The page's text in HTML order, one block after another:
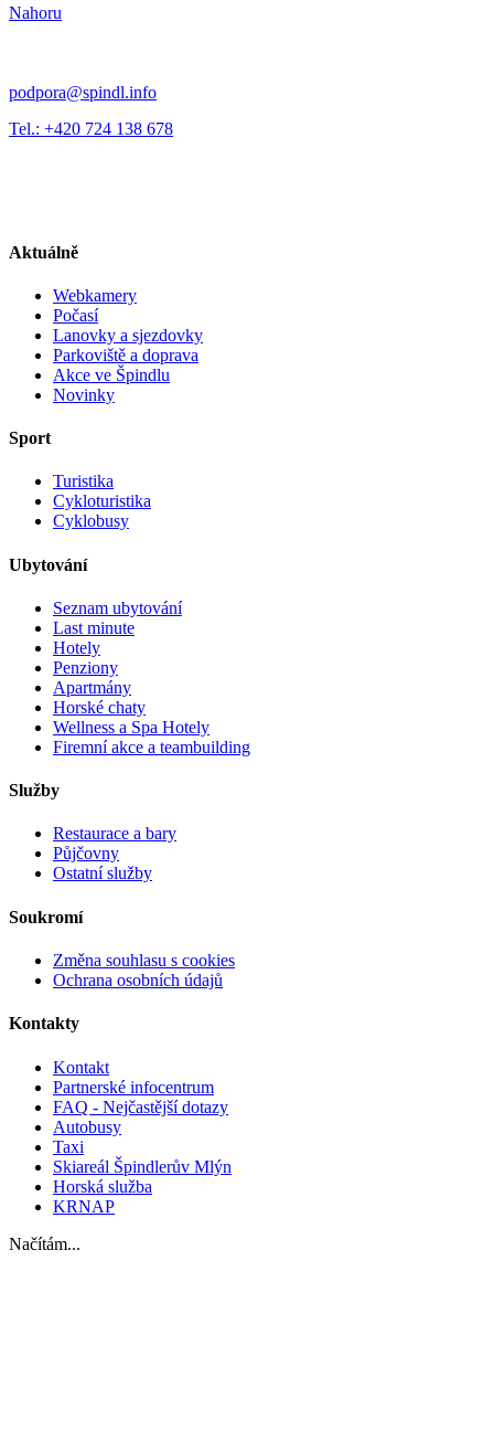
Nahoru
podpora@spindl.info
Tel.: +420 724 138 678
Aktuálně
Webkamery
Počasí
Lanovky a sjezdovky
Parkoviště a doprava
Akce ve Špindlu
Novinky
Sport
Turistika
Cykloturistika
Cyklobusy
Ubytování
Seznam ubytování
Last minute
Hotely
Penziony
Apartmány
Horské chaty
Wellness a Spa Hotely
Firemní akce a teambuilding
Služby
Restaurace a bary
Půjčovny
Ostatní služby
Soukromí
Změna souhlasu s cookies
Ochrana osobních údajů
Kontakty
Kontakt
Partnerské infocentrum
FAQ - Nejčastější dotazy
Autobusy
Taxi
Skiareál Špindlerův Mlýn
Horská služba
KRNAP
Načítám...